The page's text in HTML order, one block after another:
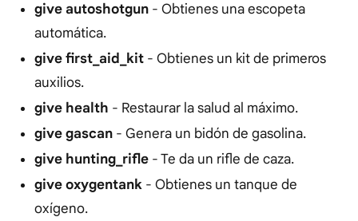
give autoshotgun- Obtienes una escopeta
automática.
give first_aid_kit- Obtienes un kit de primeros
auxilios.
give health - Restaurar la salud al máximo.
give gascan- Genera un bidón de gasolina.
give hunting_rifle- Te da un rifle de caza.
give oxygentank - Obtienes un tanque de
oxígeno.